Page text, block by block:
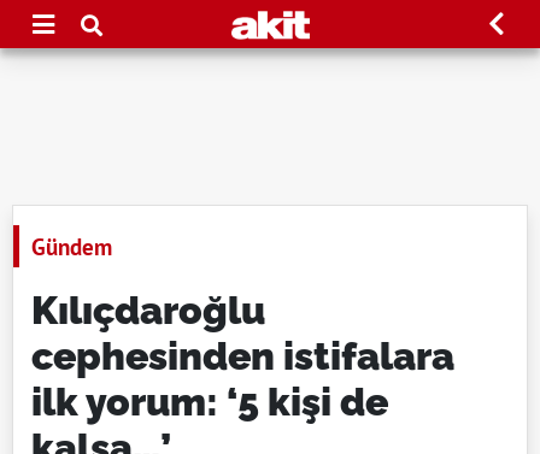
Gündem
Kılıçdaroğlu
cephesinden istifalara
ilk yorum: ‘5 kişi de